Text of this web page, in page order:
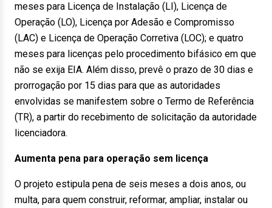
meses para Licença de Instalação (LI), Licença de
Operação (LO), Licença por Adesão e Compromisso
(LAC) e Licença de Operação Corretiva (LOC); e quatro
meses para licenças pelo procedimento bifásico em que
não se exija EIA. Além disso, prevê o prazo de 30 dias e
prorrogação por 15 dias para que as autoridades
envolvidas se manifestem sobre o Termo de Referência
(TR), a partir do recebimento de solicitação da autoridade
licenciadora.
Aumenta pena para operação sem licença
O projeto estipula pena de seis meses a dois anos, ou
multa, para quem construir, reformar, ampliar, instalar ou